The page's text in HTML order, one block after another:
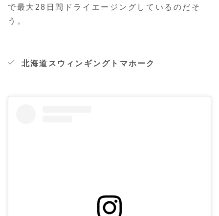
で最大28日間ドライエージングしているのだそ
う。
北海道スウィンギングトマホーク